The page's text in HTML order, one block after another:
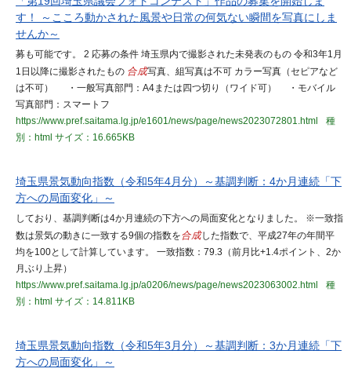
す！ ～こころ動かされた風景や日常の何気ない瞬間を写真にしま
せんか～
募も可能です。 2 応募の条件 埼玉県内で撮影された未発表のもの 令和3年1月
1日以降に撮影されたもの 合成写真、組写真は不可 カラー写真（セピアなど
は不可） ・一般写真部門：A4または四つ切り（ワイド可） ・モバイル
写真部門：スマートフ
https://www.pref.saitama.lg.jp/e1601/news/page/news2023072801.html
種
別：html サイズ：16.665KB
埼玉県景気動向指数（令和5年4月分）～基調判断：4か月連続「下
方への局面変化」～
しており、基調判断は4か月連続の下方への局面変化となりました。 ※一致指
数は景気の動きに一致する9個の指数を合成した指数で、平成27年の年間平
均を100として計算しています。 一致指数：79.3（前月比+1.4ポイント、2か
月ぶり上昇）
https://www.pref.saitama.lg.jp/a0206/news/page/news2023063002.html
種
別：html サイズ：14.811KB
埼玉県景気動向指数（令和5年3月分）～基調判断：3か月連続「下
方への局面変化」～